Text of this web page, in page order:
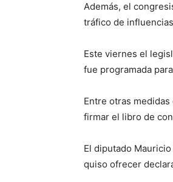
Además, el
tráfico de
Este viernes el
fue programada
Entre otras
firmar el libro de
El diputado
quiso ofrecer